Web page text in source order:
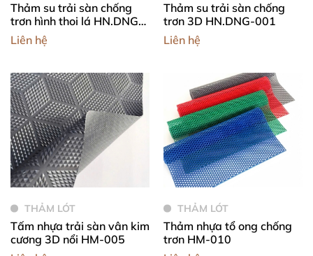
Thảm su trải sàn chống
trơn hình thoi lá HN.DNG-
002
Liên hệ
Thảm su trải sàn chống
trơn 3D HN.DNG-001
Liên hệ
THẢM LÓT
Tấm nhựa trải sàn vân kim
cương 3D nổi HM-005
THẢM LÓT
Thảm nhựa tổ ong chống
trơn HM-010